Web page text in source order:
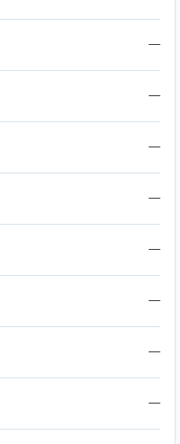
—
—
—
—
—
—
—
—